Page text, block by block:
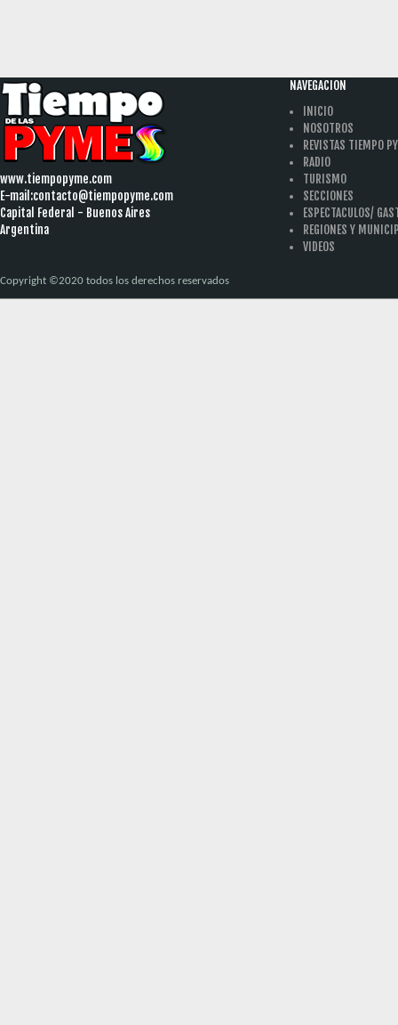
www.tiempopyme.com
E-mail:contacto@tiempopyme.com
Capital Federal - Buenos Aires
Argentina
NAVEGACION
INICIO
NOSOTROS
REVISTAS TIEMPO
RADIO
TURISMO
SECCIONES
ESPECTACULOS/
REGIONES Y
VIDEOS
Copyright ©2020 todos los derechos reservados